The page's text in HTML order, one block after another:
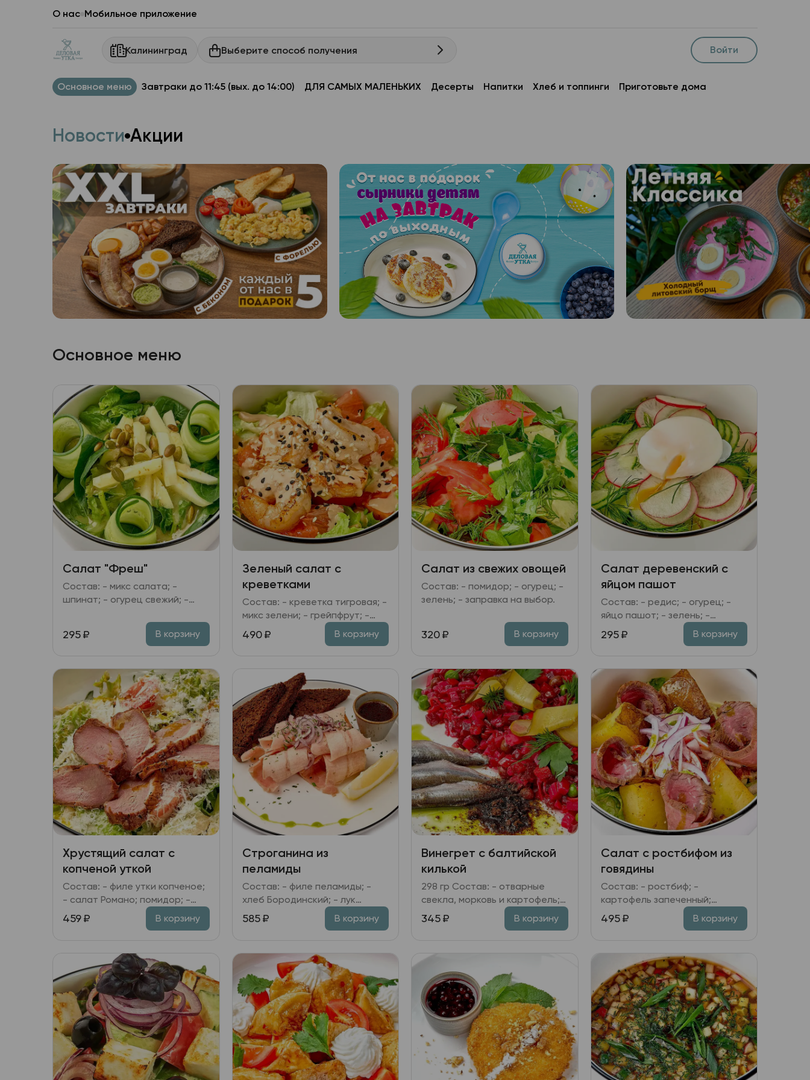
О нас Мобильное приложение
Калининград Выберите способ получения Войти
Основное меню Завтраки до 11:45 (вых. до 14:00) ДЛЯ САМЫХ МАЛЕНЬКИХ Десерты Напитки Хлеб и топпинги Приготовьте дома
Новости Акции
Основное меню
Салат "Фреш"
Состав: - микс салата; -
шпинат; - огурец свежий; -
заправка медово-горчичная.
295₽ В корзину
Зеленый салат с
креветками
Состав: - креветка тигровая; -
микс зелени; - грейпфрут; -
томаты черри; - заправка
имбирная, кунжут, масло
490 ₽ В корзину
Салат из свежих овощей
Состав: - помидор; - огурец; -
зелень; - заправка на выбор.
320₽ В корзину
Салат деревенский с
яйцом пашот
Состав: - редис; - огурец; -
яйцо пашот; - зелень; -
заправка на выбор.
295 ₽ В корзину
Хрустящий салат с
копченой уткой
Состав: - филе утки копченое;
- салат Романо; помидор; -
сыр Пармезан; - сухари; -
горчица; специи; масло
растительное; чеснок.
459₽ В корзину
Строганина из
пеламиды
Состав: - филе пеламиды; -
хлеб Бородинский; - лук
красный; - соус на основе
бальзамического уксуса и
зелень.
585 ₽ В корзину
Винегрет с балтийской
килькой
298 гр Состав: - отварные
свекла, морковь и картофель; -
огурцы маринованные; капуста
квашеная; - килька;
- масло растительное; уксус
яблочный.
345₽ В корзину
Салат с ростбифом из
говядины
Состав: - ростбиф; -
картофель запеченный;
томаты вяленые; - томаты
Черри; микс салата; лук
495 ₽ В корзину